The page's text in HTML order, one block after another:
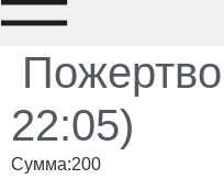
22:05)
Сумма:200